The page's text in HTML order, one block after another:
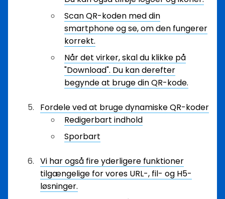
Scan QR-koden med din
smartphone og se, om den fungerer
korrekt.
Når det virker, skal du klikke på
"Download". Du kan derefter
begynde at bruge din QR-kode.
Fordele ved at bruge dynamiske QR-koder
Redigerbart indhold
Sporbart
Vi har også fire yderligere funktioner
tilgængelige for vores URL-, fil- og H5-
løsninger.